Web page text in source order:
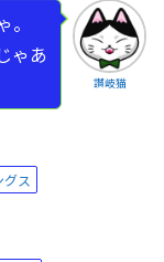
讃岐猫
ゃあ
ス